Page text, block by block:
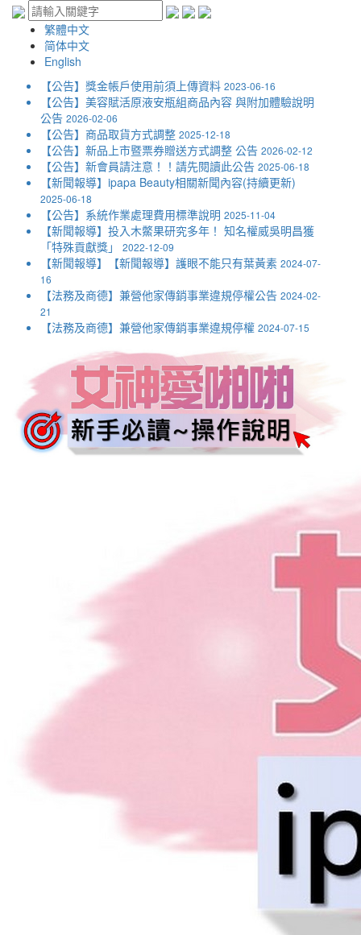
繁體中文
简体中文
English
【公告】獎金帳戶使用前須上傳資料 2023-06-16
【公告】美容賦活原液安瓶組商品內容 與附加體驗說明
公告 2026-02-06
【公告】商品取貨方式調整 2025-12-18
【公告】新品上市暨票券贈送方式調整 公告 2026-02-12
【公告】新會員請注意！！請先閱讀此公告 2025-06-18
【新聞報導】ipapa Beauty相關新聞內容(持續更新)
2025-06-18
【公告】系統作業處理費用標準說明 2025-11-04
【新聞報導】投入木鱉果研究多年！ 知名權威吳明昌獲
「特殊貢獻獎」 2022-12-09
【新聞報導】【新聞報導】護眼不能只有葉黃素 2024-07-
16
【法務及商德】兼營他家傳銷事業違規停權公告 2024-02-
21
【法務及商德】兼營他家傳銷事業違規停權 2024-07-15